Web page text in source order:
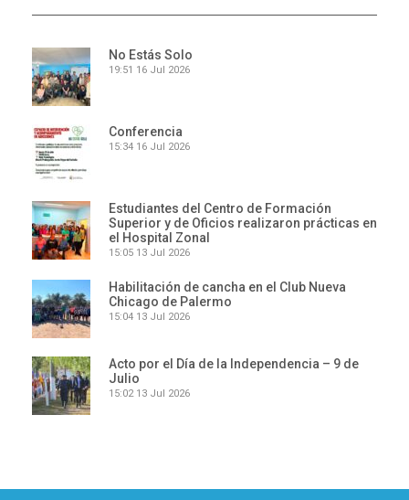
No Estás Solo
19:51 16 Jul 2026
Conferencia
15:34 16 Jul 2026
Estudiantes del Centro de Formación
Superior y de Oficios realizaron prácticas en
el Hospital Zonal
15:05 13 Jul 2026
Habilitación de cancha en el Club Nueva
Chicago de Palermo
15:04 13 Jul 2026
Acto por el Día de la Independencia – 9 de
Julio
15:02 13 Jul 2026